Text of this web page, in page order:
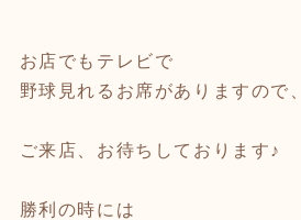
お店でもテレビで
野球見れるお席がありますので、
ご来店、お待ちしております♪
勝利の時には